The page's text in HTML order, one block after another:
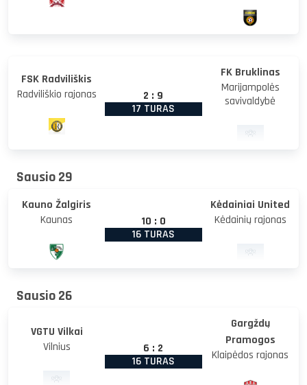
FSK Radviliškis
Radviliškio rajonas
2 : 9
17 TURAS
FK Bruklinas
Marijampolės
savivaldybė
Sausio 29
Kauno Žalgiris
Kaunas
10 : 0
16 TURAS
Kėdainiai United
Kėdainių rajonas
Sausio 26
VGTU Vilkai
Vilnius
6 : 2
16 TURAS
Gargždų
Pramogos
Klaipėdos rajonas